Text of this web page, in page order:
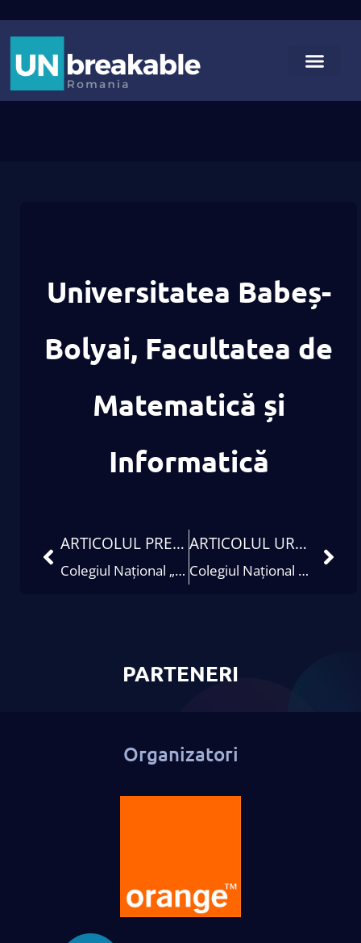
Universitatea Babeș-
Bolyai, Facultatea de
Matematică și
Informatică
ARTICOLUL PRECEDENT
Colegiul Național „Spiru-Haret”
ARTICOLUL URMĂTOR
Colegiul Național Al. I. Cuza
PARTENERI
Organizatori